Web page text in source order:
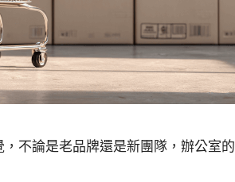
不論是老品牌還是新團隊，辦公室的